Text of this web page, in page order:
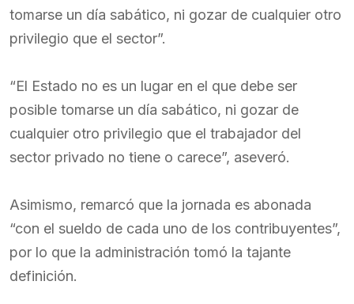
tomarse un día sabático, ni gozar de cualquier otro
privilegio que el sector”.
“El Estado no es un lugar en el que debe ser
posible tomarse un día sabático, ni gozar de
cualquier otro privilegio que el trabajador del
sector privado no tiene o carece”, aseveró.
Asimismo, remarcó que la jornada es abonada
“con el sueldo de cada uno de los contribuyentes”,
por lo que la administración tomó la tajante
definición.